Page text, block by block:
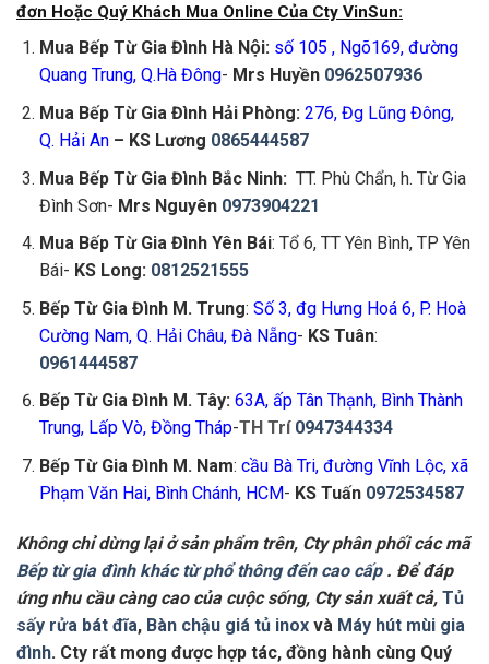
đơn Hoặc Quý Khách Mua Online Của Cty VinSun:
Mua Bếp Từ Gia Đình Hà Nội: số 105 , Ngõ169, đường
Quang Trung, Q.Hà Đông- Mrs Huyền 0962507936
Mua Bếp Từ Gia Đình Hải Phòng: 276, Đg Lũng Đông,
Q. Hải An– KS Lương 0865444587
Mua Bếp Từ Gia Đình Bắc Ninh: TT. Phù Chẩn, h. Từ Gia
Đình Sơn- Mrs Nguyên 0973904221
Mua Bếp Từ Gia Đình Yên Bái: Tổ 6, TT Yên Bình, TP Yên
Bái- KS Long: 0812521555
Bếp Từ Gia Đình M. Trung: Số 3, đg Hưng Hoá 6, P. Hoà
Cường Nam, Q. Hải Châu, Đà Nẵng- KS Tuân:
0961444587
Bếp Từ Gia Đình M. Tây: 63A, ấp Tân Thạnh, Bình Thành
Trung, Lấp Vò, Đồng Tháp-TH Trí 0947344334
Bếp Từ Gia Đình M. Nam: cầu Bà Tri, đường Vĩnh Lộc, xã
Phạm Văn Hai, Bình Chánh, HCM- KS Tuấn 0972534587
Không chỉ dừng lại ở sản phẩm trên, Cty phân phối các mã
Bếp từ gia đình khác từ phổ thông đến cao cấp. Để đáp
ứng nhu cầu càng cao của cuộc sống, Cty sản xuất cả, Tủ
sấy rửa bát đĩa, Bàn chậu giá tủ inox và Máy hút mùi gia
đình. Cty rất mong được hợp tác, đồng hành cùng Quý